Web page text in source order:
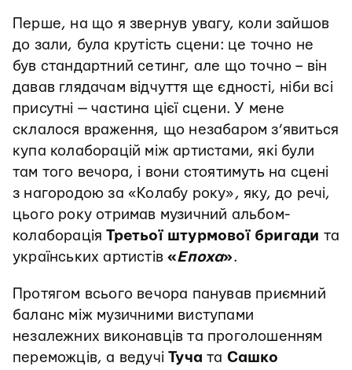
Перше, на що я звернув увагу, коли зайшов
до зали, була крутість сцени: це точно не
був стандартний сетинг, але що точно – він
давав глядачам відчуття ще єдності, ніби всі
присутні — частина цієї сцени. У мене
склалося враження, що незабаром з’явиться
купа колаборацій між артистами, які були
там того вечора, і вони стоятимуть на сцені
з нагородою за «Колабу року», яку, до речі,
цього року отримав музичний альбом-
колабораціяТретьої штурмової бригади та
українських артистів«Епоха».
Протягом всього вечора панував приємний
баланс між музичними виступами
незалежних виконавців та проголошенням
переможців, а ведучіТуча та Сашко